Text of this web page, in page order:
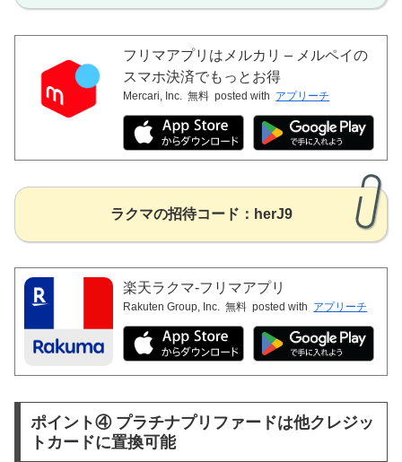
フリマアプリはメルカリ – メルペイの
スマホ決済でもっとお得
Mercari, Inc. 無料 posted with アプリーチ
ラクマの招待コード： herJ9
楽天ラクマ-フリマアプリ
Rakuten Group, Inc. 無料 posted with アプリーチ
ポイント④ プラチナプリファードは他クレジッ
トカードに置換可能